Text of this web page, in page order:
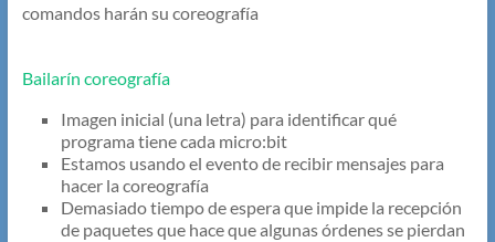
comandos harán su coreografía
Bailarín coreografía
Imagen inicial (una letra) para identificar qué
programa tiene cada micro:bit
Estamos usando el evento de recibir mensajes para
hacer la coreografía
Demasiado tiempo de espera que impide la recepción
de paquetes que hace que algunas órdenes se pierdan